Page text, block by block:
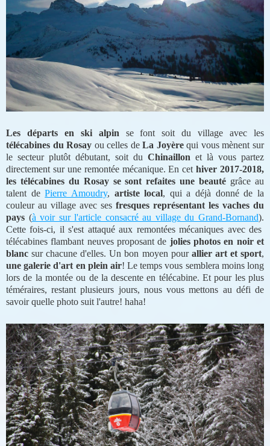
Les départs en ski alpin se font soit du village avec les
télécabines du Rosay ou celles de La Joyèrequi vous mènent sur
le secteur plutôt débutant, soit du Chinaillon et là vous partez
directement sur une remontée mécanique. En cethiver 2017-2018,
les télécabines du Rosay se sont refaites une beauté grâce au
talent dePierre Amoudry, artiste local, qui a déjà donné de la
couleur au village avec ses fresques représentant les vaches du
pays (à voir sur l'article consacré au village du Grand-Bornand).
Cette fois-ci, il s'est attaqué aux remontées mécaniques avec des
télécabines flambant neuves proposant de jolies photos en noir et
blanc sur chacune d'elles. Un bon moyen pour allier art et sport,
une galerie d'art en plein air! Le temps vous semblera moins long
lors de la montée ou de la descente en télécabine. Et pour les plus
téméraires, restant plusieurs jours, nous vous mettons au défi de
savoir quelle photo suit l'autre! haha!